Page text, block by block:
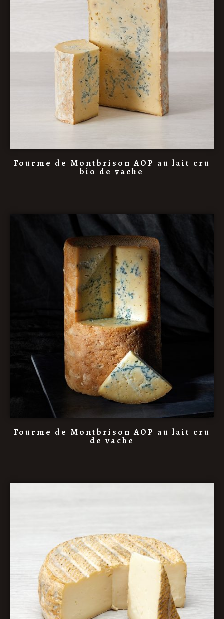
Fourme de Montbrison AOP au lait cru
bio de vache
Fourme de Montbrison AOP au lait cru
de vache